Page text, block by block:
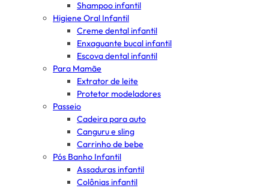
Shampoo infantil
Higiene Oral Infantil
Creme dental infantil
Enxaguante bucal infantil
Escova dental infantil
Para Mamãe
Extrator de leite
Protetor modeladores
Passeio
Cadeira para auto
Canguru e sling
Carrinho de bebe
Pós Banho Infantil
Assaduras infantil
Colônias infantil